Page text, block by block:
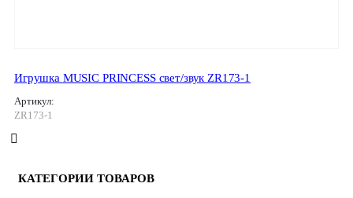
Игрушка MUSIC PRINCESS свет/звук ZR173-1
Артикул:
ZR173-1
КАТЕГОРИИ ТОВАРОВ